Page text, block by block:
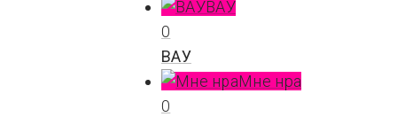
ВАУ
0
ВАУ
Мне нра
0